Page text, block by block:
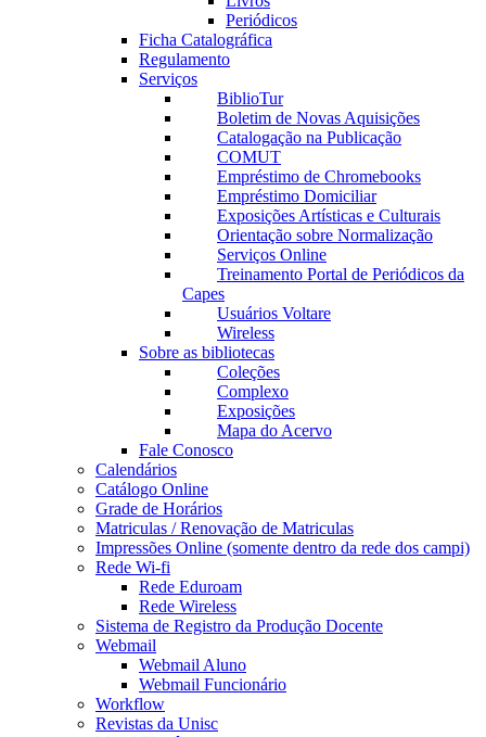
Periódicos
Ficha Catalográfica
Regulamento
Serviços
BiblioTur
Boletim de Novas Aquisições
Catalogação na Publicação
COMUT
Empréstimo de Chromebooks
Empréstimo Domiciliar
Exposições Artísticas e Culturais
Orientação sobre Normalização
Serviços Online
Treinamento Portal de Periódicos da
Capes
Usuários Voltare
Wireless
Sobre as bibliotecas
Coleções
Complexo
Exposições
Mapa do Acervo
Fale Conosco
Calendários
Catálogo Online
Grade de Horários
Matriculas / Renovação de Matriculas
Impressões Online (somente dentro da rede dos campi)
Rede Wi-fi
Rede Eduroam
Rede Wireless
Sistema de Registro da Produção Docente
Webmail
Webmail Aluno
Webmail Funcionário
Workflow
Revistas da Unisc